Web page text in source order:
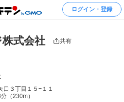
ログイン・登録
式会社 共有
口３丁目１５−１１
（230m）